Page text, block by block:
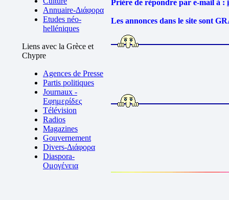
Annuaire-Διάφορα
Etudes néo-
helléniques
Liens avec la Grèce et
Chypre
Agences de Presse
Partis politiques
Journaux -
Εφημερίδες
Télévision
Radios
Magazines
Gouvernement
Divers-Διάφορα
Diaspora-
Ομογένεια
Prière de répondre par e-mail à :
Les annonces dans le site sont